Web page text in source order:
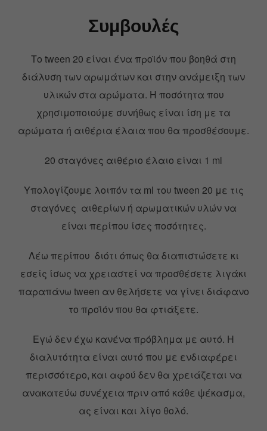
Συμβουλές
Το tween 20 είναι ένα προϊόν που βοηθά στη
διάλυση των αρωμάτων και στην ανάμειξη των
υλικών στα αρώματα. Η ποσότητα που
χρησιμοποιούμε συνήθως είναι ίση με τα
αρώματα ή αιθέρια έλαια που θα προσθέσουμε.
20 σταγόνες αιθέριο έλαιο είναι 1 ml
Υπολογίζουμε λοιπόν τα ml του tween 20 με τις
σταγόνες αιθερίων ή αρωματικών υλών να
είναι περίπου ίσες ποσότητες.
Λέω περίπου διότι όπως θα διαπιστώσετε κι
εσείς ίσως να χρειαστεί να προσθέσετε λιγάκι
παραπάνω tween αν θελήσετε να γίνει διάφανο
το προϊόν που θα φτιάξετε.
Εγώ δεν έχω κανένα πρόβλημα με αυτό. Η
διαλυτότητα είναι αυτό που με ενδιαφέρει
περισσότερο, και αφού δεν θα χρειάζεται να
ανακατεύω συνέχεια πριν από κάθε ψέκασμα,
ας είναι και λίγο θολό.